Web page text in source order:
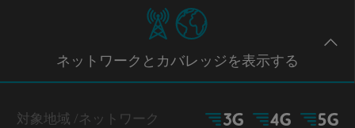
ネットワークとカバレッジを表示する
対象地域 /ネットワーク